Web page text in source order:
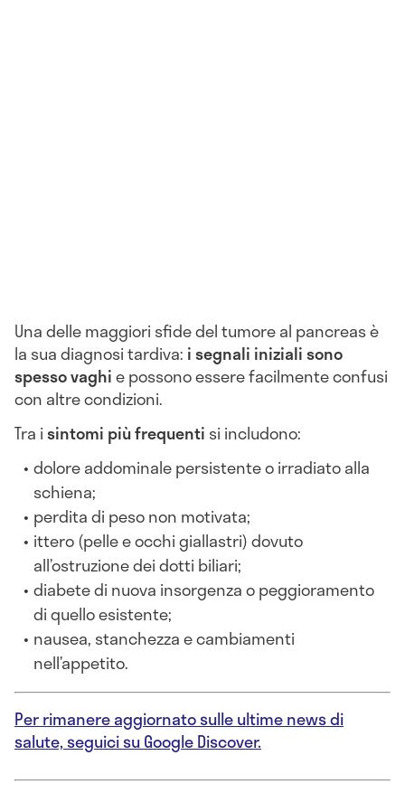
Una delle maggiori sfide del tumore al pancreas è
la sua diagnosi tardiva: i segnali iniziali sono
spesso vaghie possono essere facilmente confusi
con altre condizioni.
Tra isintomi più frequenti si includono:
dolore addominale persistente o irradiato alla
schiena;
perdita di peso non motivata;
ittero (pelle e occhi giallastri) dovuto
all’ostruzione dei dotti biliari;
diabete di nuova insorgenza o peggioramento
di quello esistente;
nausea, stanchezza e cambiamenti
nell’appetito.
Per rimanere aggiornato sulle ultime news di
salute, seguici su Google Discover.